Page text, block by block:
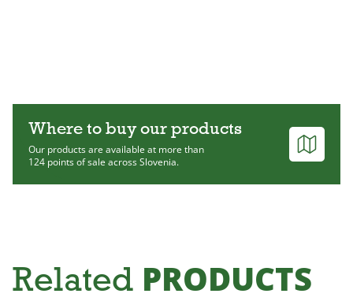
Where to buy our products
Our products are available at more than
124 points of sale across Slovenia.
Related PRODUCTS